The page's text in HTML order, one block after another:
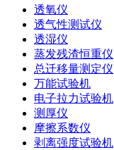
透氧仪
透气性测试仪
透湿仪
蒸发残渣恒重仪
总迁移量测定仪
万能试验机
电子拉力试验机
测厚仪
摩擦系数仪
剥离强度试验机